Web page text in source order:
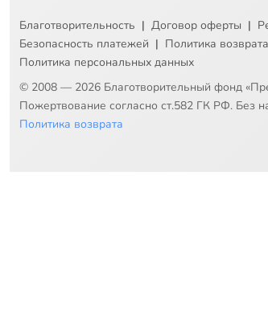
Благотворительность | Договор оферты |
Безопасность платежей | Политика возврата
Политика персональных данных
© 2008 — 2026 Благотворительный фонд
Пожертвование согласно ст.582 ГК РФ. Без
Политика возврата